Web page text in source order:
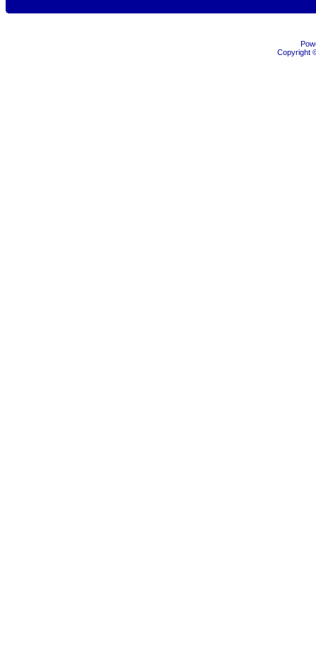
Copyright